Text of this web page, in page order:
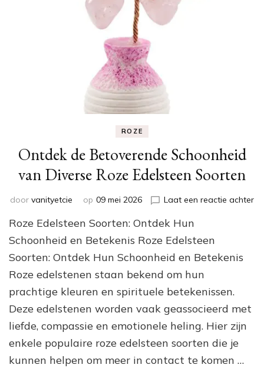
ROZE
Ontdek de Betoverende Schoonheid
van Diverse Roze Edelsteen Soorten
door vanityetcie op 09 mei 2026 Laat een reactie achterop
Roze Edelsteen Soorten: Ontdek Hun
Schoonheid en Betekenis Roze Edelsteen
Soorten: Ontdek Hun Schoonheid en Betekenis
Roze edelstenen staan bekend om hun
prachtige kleuren en spirituele betekenissen.
Deze edelstenen worden vaak geassocieerd met
liefde, compassie en emotionele heling. Hier zijn
enkele populaire roze edelsteen soorten die je
kunnen helpen om meer in contact te komen …